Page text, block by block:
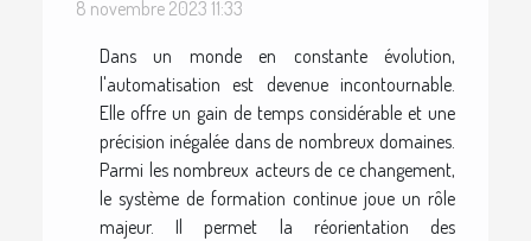
8 novembre 2023 11:33
Dans un monde en constante évolution,
l'automatisation est devenue incontournable.
Elle offre un gain de temps considérable et une
précision inégalée dans de nombreux domaines.
Parmi les nombreux acteurs de ce changement,
le système de formation continue joue un rôle
majeur. Il permet la réorientation des